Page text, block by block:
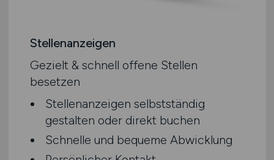
Stellenanzeigen
Gezielt & schnell offene Stellen
besetzen
Stellenanzeigen selbstständig
gestalten oder direkt buchen
Schnelle und bequeme Abwicklung